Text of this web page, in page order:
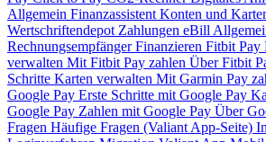
Allgemein Finanzassistent Konten und
Wertschriftendepot Zahlungen eBill
RechnungsempfängerFinanzieren Fitbit Pay
verwalten Mit Fitbit Pay zahlen Über Fitbit
Schritte Karten verwalten Mit Garmin Pay
Google Pay Erste Schritte mit Google Pay
Google Pay Zahlen mit Google Pay Über
Fragen Häufige Fragen (Valiant App-Seite)